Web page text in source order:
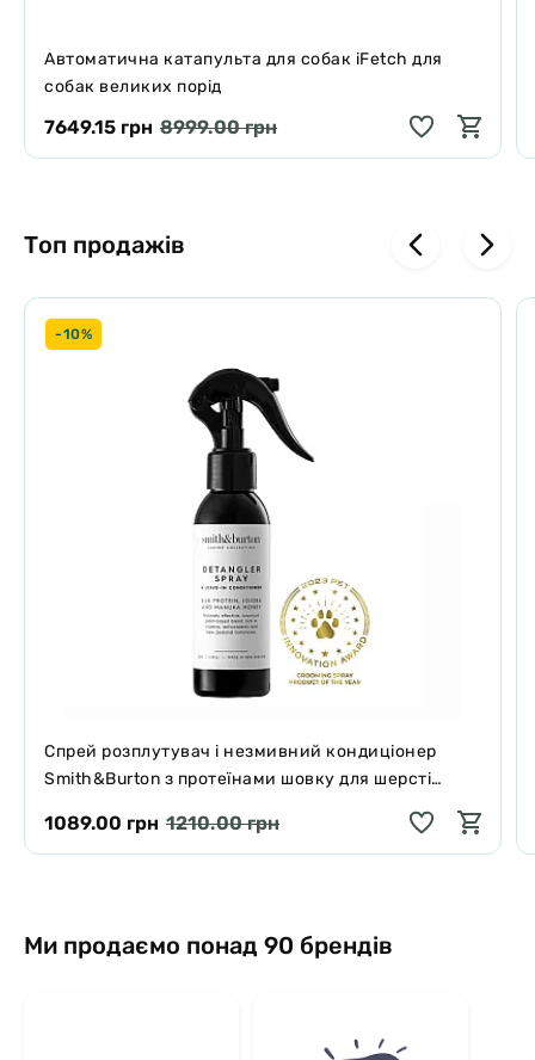
Автоматична катапульта для собак iFetch для
собак великих порід
7649.15 грн 8999.00 грн
Топ продажів
-10%
Спрей розплутувач і незмивний кондиціонер
Smith&Burton з протеїнами шовку для шерсті
1089.00 грн 1210.00 грн
Ми продаємо понад 90 брендів